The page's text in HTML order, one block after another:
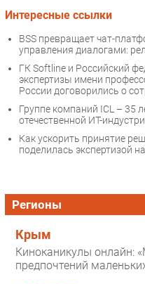
Интересные ссылки
BSS превращает чат-
управления диалогами:
ГК Softline и Российский
экспертизы имени
России договорились о
Группе компаний ICL – 35
отечественной ИТ-
Как ускорить принятие
поделилась экспертизой
Регионы
Крым
Киноканикулы онлайн:
предпочтений